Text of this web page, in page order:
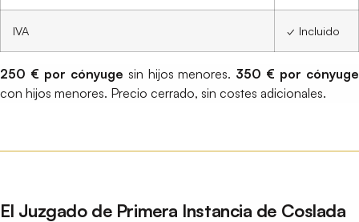
IVA ✓ Incluido
250 € por cónyuge sin hijos menores. 350 € por cónyuge
con hijos menores. Precio cerrado, sin costes adicionales.
El Juzgado de Primera Instancia de Coslada